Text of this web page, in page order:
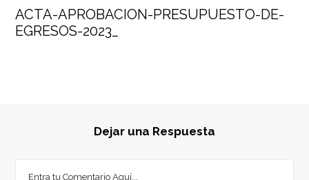
ACTA-APROBACION-PRESUPUESTO-DE-
EGRESOS-2023_
Dejar una Respuesta